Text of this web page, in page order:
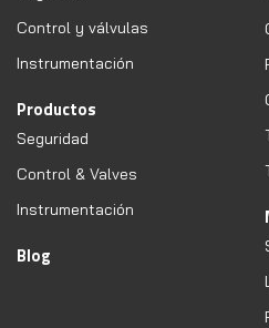
Control y válvulas
Instrumentación
Productos
Seguridad
Control & Valves
Instrumentación
Blog